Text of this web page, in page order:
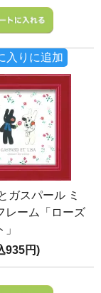
入りに追加
ガスパール ミ
レーム「ローズ
935円)